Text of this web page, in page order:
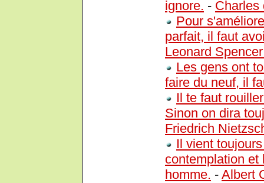
ignore. - Charles
Pour
parfait, il faut
Leonard
Les gens ont
faire du neuf, il
Il te faut
Sinon on dira
Friedrich
Il vient
contemplation et
homme. - Albert